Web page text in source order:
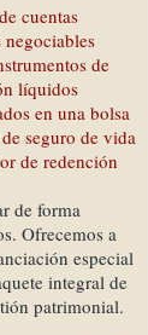
cuentas
negociables
de
líquidos
en una bolsa
seguro de vida
de redención
de forma
Ofrecemos a
especial
integral de
patrimonial.